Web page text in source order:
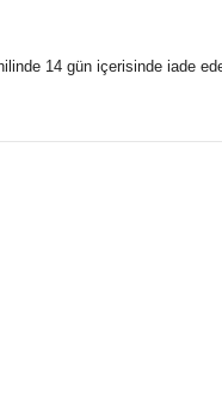
14 gün içerisinde iade